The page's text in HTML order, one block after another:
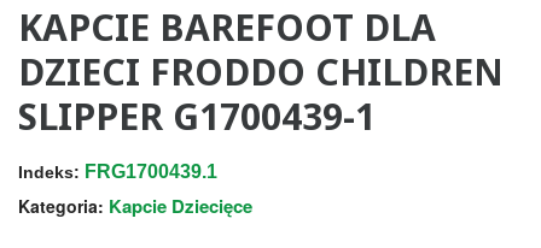
KAPCIE BAREFOOT DLA
DZIECI FRODDO CHILDREN
SLIPPER G1700439-1
Indeks: FRG1700439.1
Kategoria: Kapcie Dziecięce